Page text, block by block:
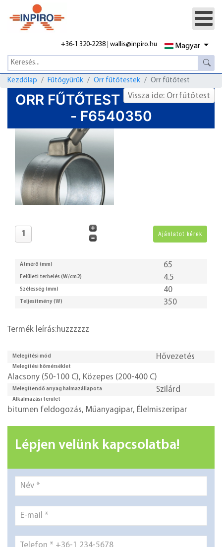
+36-1 320-2238 |wallis@inpiro.hu Magyar
Kezdőlap Fűtőgyűrűk Orr fűtőtestek Orr fűtőtest
Vissza ide: Orrfűtőtest
ORR FŰTŐTEST
- F6540350
Átmérő (mm) 65
Felületi terhelés (W/cm2) 4.5
Szélesség (mm) 40
Teljesítmény (W) 350
Termék leírás:huzzzzzz
Melegítési mód Hővezetés
Melegítési hőmérséklet
Alacsony (50-100 C), Közepes (200-400 C)
Melegítendő anyag halmazállapota Szilárd
Alkalmazási terület
bitumen feldogozás, Műanyagipar, Élelmiszeripar
Lépjen velünk kapcsolatba!